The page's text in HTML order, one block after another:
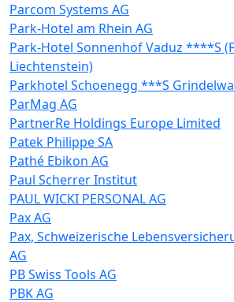
Parcom Systems AG
Park-Hotel am Rhein AG
Park-Hotel Sonnenhof Vaduz ****S
Liechtenstein)
Parkhotel Schoenegg ***S
ParMag AG
PartnerRe Holdings Europe Limited
Patek Philippe SA
Pathé Ebikon AG
Paul Scherrer Institut
PAUL WICKI PERSONAL AG
Pax AG
Pax, Schweizerische
AG
PB Swiss Tools AG
PBK AG